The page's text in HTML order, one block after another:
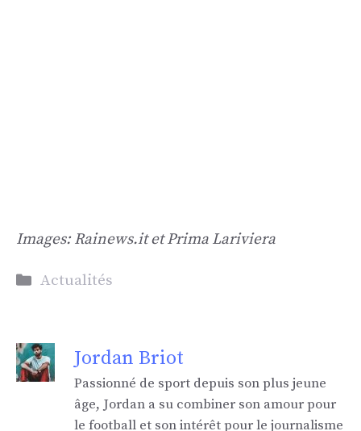
Images: Rainews.it et Prima Lariviera
Catégories
Actualités
Jordan Briot
Passionné de sport depuis son plus jeune
âge, Jordan a su combiner son amour pour
le football et son intérêt pour le journalisme